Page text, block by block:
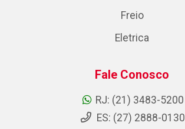
Freio
Eletrica
Fale Conosco
RJ: (21) 3483-5200
ES: (27) 2888-0130